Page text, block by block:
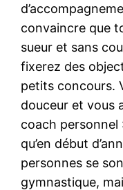
convaincre que
sueur et sans
fixerez des
petits concours.
douceur et vous
coach personnel
qu’en début
personnes se
gymnastique,